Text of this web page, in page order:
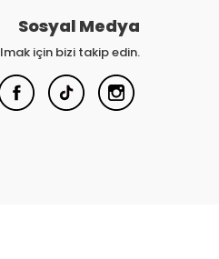
Sosyal Medya
için bizi takip edin.